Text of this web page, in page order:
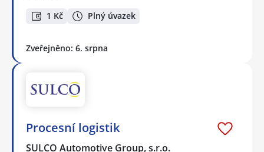
1 Kč Plný úvazek
Zveřejněno: 6. srpna
Procesní logistik
SULCO Automotive Group, s.r.o.